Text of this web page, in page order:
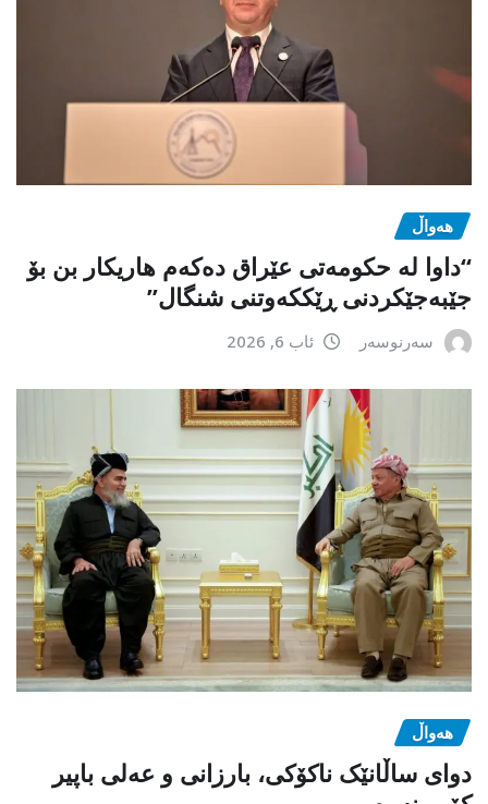
هەواڵ
“داوا لە حكومەتی عێراق دەكەم هاریكار بن بۆ
جێبەجێكردنی ڕێككەوتنی شنگال”
سەرنوسەر ئاب 6, 2026
هەواڵ
دوای ساڵانێک ناکۆکی، بارزانی و عەلی باپیر